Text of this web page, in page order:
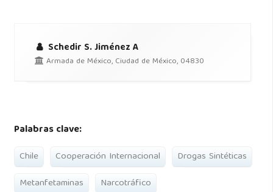
Schedir S. Jiménez A
Armada de México, Ciudad de México, 04830
Palabras clave:
Chile Cooperación Internacional
Drogas Sintéticas
Metanfetaminas
Narcotráfico